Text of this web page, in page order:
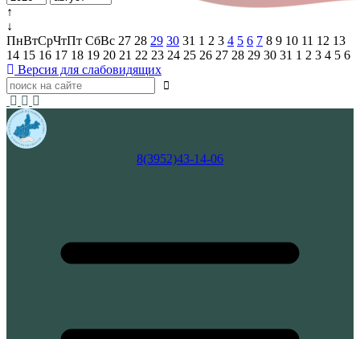
↑
↓
ПнВтСрЧтПт СбВс 27 28 29 30 31 1 2 3 4 5 6 7 8 9 10 11 12 13
14 15 16 17 18 19 20 21 22 23 24 25 26 27 28 29 30 31 1 2 3 4 5 6
Версия для слабовидящих
8(3952)43-14-06